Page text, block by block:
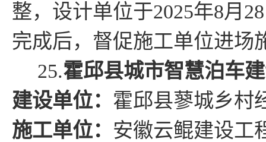
整，设计单位于2025年8月 28
完成后，督促施工单位进场
25.霍邱县城市智慧泊车
建设单位： 霍邱县蓼城乡村
施工单位： 安徽云鲲建设工